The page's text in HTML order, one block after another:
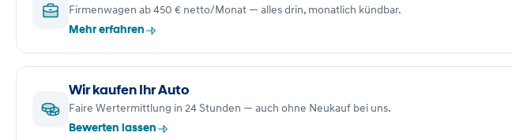
Firmenwagen ab 450 € netto/Monat — alles drin, monatlich kündbar.
Mehr erfahren
Wir kaufen Ihr Auto
Faire Wertermittlung in 24 Stunden — auch ohne Neukauf bei uns.
Bewerten lassen